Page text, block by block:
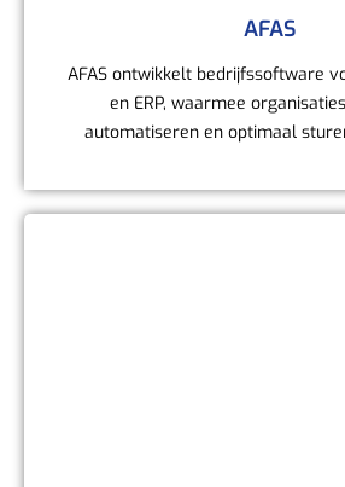
AFAS
AFAS ontwikkelt bedrijfssoftware
en ERP, waarmee
automatiseren en optimaal